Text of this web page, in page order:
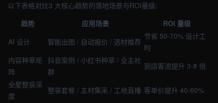
以下表格对比3 大核心趋势的落地场景与ROI量级:
趋势
应用场景
ROI 量级
AI 设计
智能出图 / 自动报价 / 选材推荐
节省 50-70% 设计工
时
内容种草矩
阵
抖音案例 / 小红书种草 / 业主社
群
到店客流提升 3-8 倍
全屋整装深
度
整装套餐 / 主材集采 / 工地直播 客单价提升 40-60%